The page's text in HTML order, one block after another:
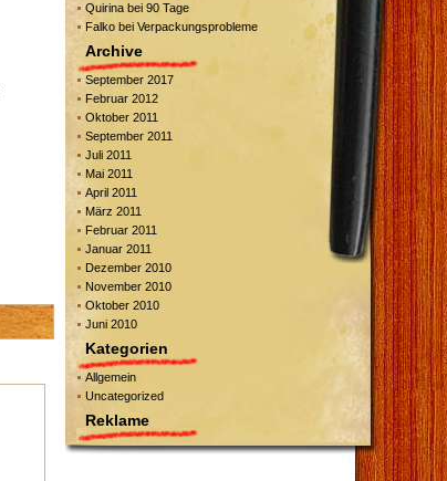
Quirinabei 90 Tage
Falkobei Verpackungsprobleme
Archive
September 2017
Februar 2012
Oktober 2011
September 2011
Juli 2011
Mai 2011
April 2011
März 2011
Februar 2011
Januar 2011
Dezember 2010
November 2010
Oktober 2010
Juni 2010
Kategorien
Allgemein
Uncategorized
Reklame